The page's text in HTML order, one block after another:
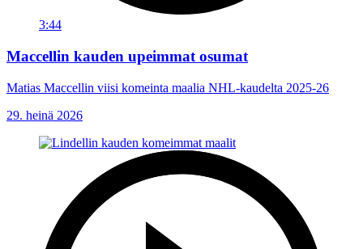
3:44
Maccellin kauden upeimmat osumat
Matias Maccellin viisi komeinta maalia NHL-kaudelta 2025-26
29. heinä 2026